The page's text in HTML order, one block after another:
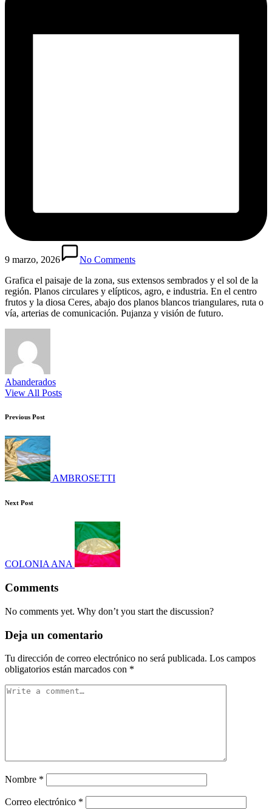
9 marzo, 2026
No Comments
Grafica el paisaje de la zona, sus extensos sembrados y el sol de la
región. Planos circulares y elípticos, agro, e industria. En el centro
frutos y la diosa Ceres, abajo dos planos blancos triangulares, ruta o
vía, arterias de comunicación. Pujanza y visión de futuro.
Abanderados
View All Posts
Post
navigation
Previous Post
AMBROSETTI
Next Post
COLONIA ANA
Comments
No comments yet. Why don’t you start the discussion?
Deja un comentario
Tu dirección de correo electrónico no será publicada. Los campos
obligatorios están marcados con *
Nombre *
Correo electrónico *